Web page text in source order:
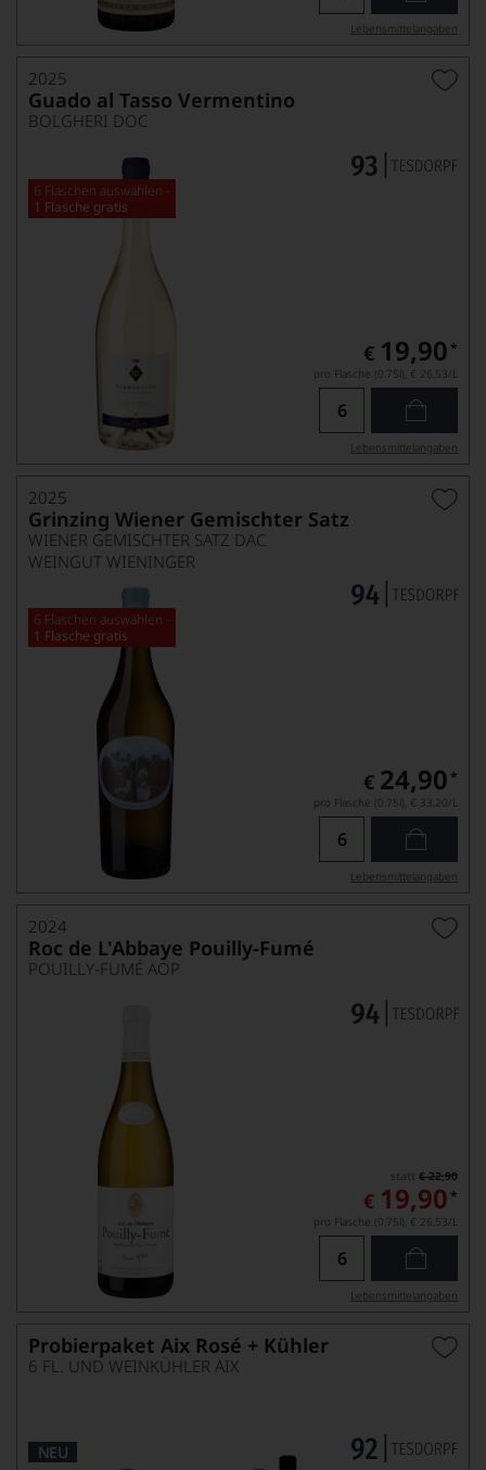
Lebensmittel­angaben
2025
Guado al Tasso Vermentino
BOLGHERI DOC
6 Flaschen auswählen -
1 Flasche gratis
€ 19,90 *
pro Flasche (0.75l), € 26,53/L
Lebensmittel­angaben
2025
Grinzing Wiener Gemischter Satz
WIENER GEMISCHTER SATZ DAC
WEINGUT WIENINGER
6 Flaschen auswählen -
1 Flasche gratis
€ 24,90 *
pro Flasche (0.75l), € 33,20/L
Lebensmittel­angaben
2024
Roc de L'Abbaye Pouilly-Fumé
POUILLY-FUMÉ AOP
€ 22,90
€ 19,90 *
pro Flasche (0.75l), € 26,53/L
Lebensmittel­angaben
Probierpaket Aix Rosé + Kühler
6 FL. UND WEINKÜHLER AIX
NEU